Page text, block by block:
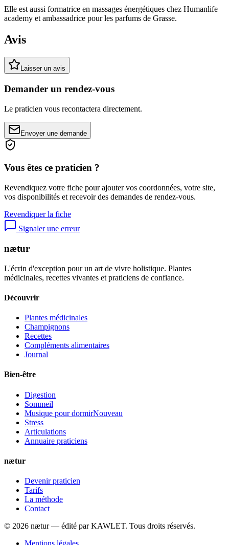
Elle est aussi formatrice en massages énergétiques chez Humanlife
academy et ambassadrice pour les parfums de Grasse.
Avis
Laisser un avis
Demander un rendez-vous
Le praticien vous recontactera directement.
Envoyer une demande
Vous êtes ce praticien ?
Revendiquez votre fiche pour ajouter vos coordonnées, votre site,
vos disponibilités et recevoir des demandes de rendez-vous.
Revendiquer la fiche
Signaler une erreur
nætur
L'écrin d'exception pour un art de vivre holistique. Plantes
médicinales, recettes vivantes et praticiens de confiance.
Découvrir
Plantes médicinales
Champignons
Recettes
Compléments alimentaires
Journal
Bien-être
Digestion
Sommeil
Musique pour dormirNouveau
Stress
Articulations
Annuaire praticiens
nætur
Devenir praticien
Tarifs
La méthode
Contact
© 2026 nætur — édité par KAWLET. Tous droits réservés.